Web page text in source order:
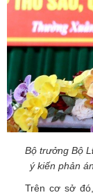
Bộ trưởng Bộ
ý kiến phản
Trên cơ sở